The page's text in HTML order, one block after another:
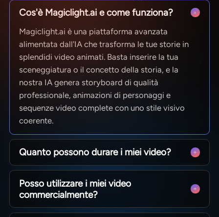
Cos'è Magiclight.ai e come funziona?
Magiclight.ai è una piattaforma avanzata
alimentata dall'IA che trasforma le tue storie in
splendidi video animati. Basta inserire la tua
sceneggiatura o il concetto della storia, e la
nostra IA genera storyboard di qualità
professionale, animazioni di personaggi e
sequenze video complete con uno stile visivo
coerente.
Quanto possono durare i miei video?
Da clip rapidi per i social a episodi completi di 50
minuti. MagicLight è ottimizzato per la narrazione
di lunga durata, mantenendo la coerenza dei
personaggi tra le scene, in modo da poter
Posso utilizzare i miei video
commercialmente?
Sì! Possiedi il 100% del contenuto che crei. Che